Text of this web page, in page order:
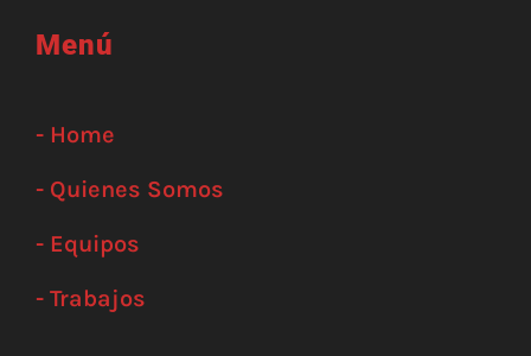
Menú
- Home
- Quienes Somos
- Equipos
- Trabajos